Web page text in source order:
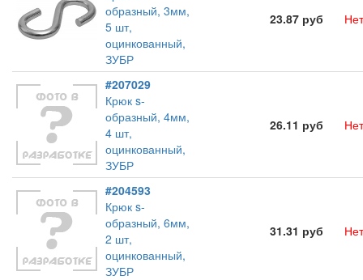
образный, 3мм,
5 шт,
оцинкованный,
ЗУБР
23.87 руб
#207029
Крюк s-
образный, 4мм,
4 шт,
оцинкованный,
ЗУБР
26.11 руб
#204593
Крюк s-
образный, 6мм,
2 шт,
оцинкованный,
ЗУБР
31.31 руб